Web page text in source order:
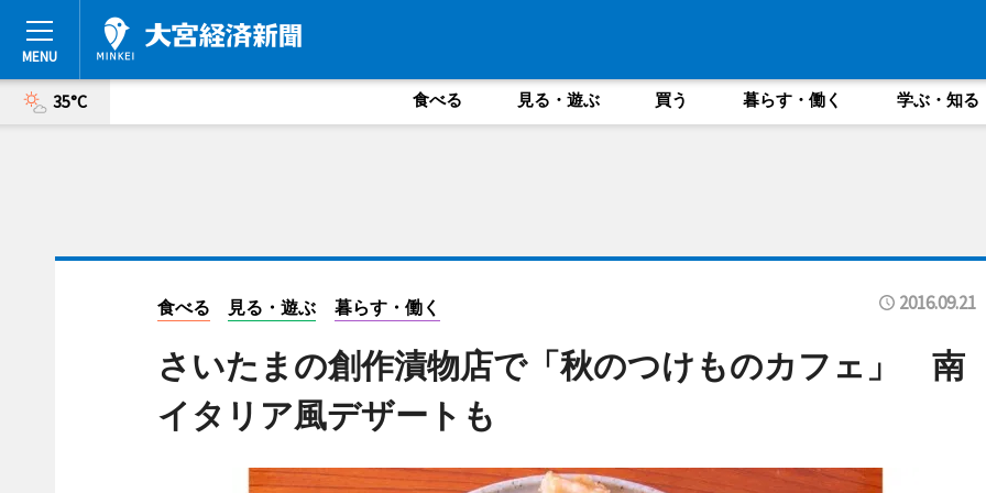
35°C 食べる 見る・遊ぶ 買う 暮らす・働く 学ぶ・知る
食べる 見る・遊ぶ 暮らす・働く 2016.09.21
さいたまの創作漬物店で「秋のつけものカフェ」 南
イタリア風デザートも